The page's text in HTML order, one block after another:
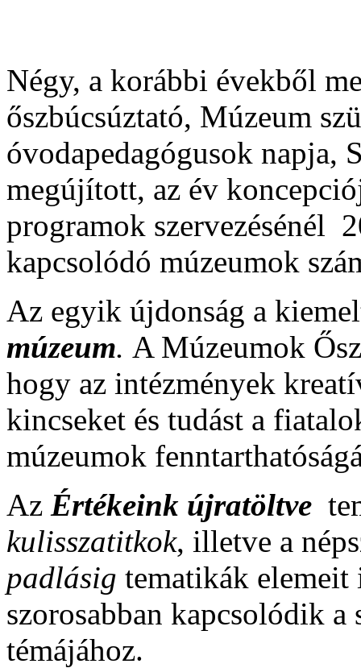
Négy, a korábbi évekből
őszbúcsúztató, Múzeum
óvodapedagógusok napja,
megújított, az év
programok szervezésénél
kapcsolódó múzeumok
Az egyik újdonság a
múzeum. A Múzeumok
hogy az intézmények
kincseket és tudást a
múzeumok
Az Értékeink újratöltve
kulisszatitkok, illetve a
padlásig tematikák elemeit
szorosabban kapcsolódik
témájához.